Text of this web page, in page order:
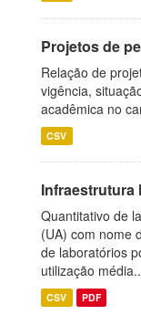
Projetos de
Relação de
vigência,
acadêmica no
CSV
Infraestrutura
Quantitativo de
(UA) com nome
de laboratórios
utilização
CSV PDF